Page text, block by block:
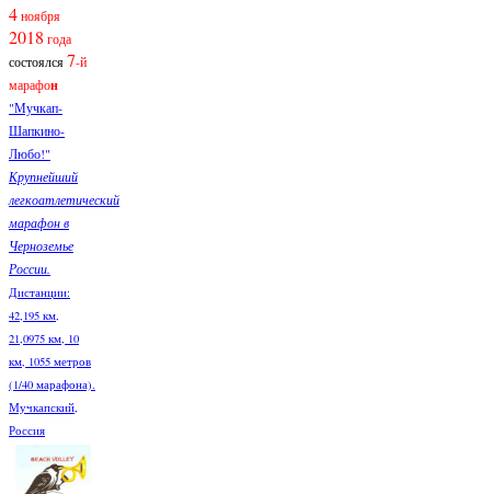
4ноября
2018 года
состоялся7-й
марафон
"Мучкап-
Шапкино-
Любо!"
Крупнейший
легкоатлетический
марафон в
Черноземье
России.
Дистанции:
42,195 км,
21,0975 км, 10
км, 1055 метров
(1/40 марафона).
Мучкапский,
Россия